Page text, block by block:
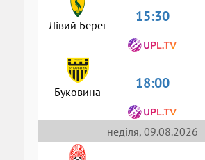
Лівий Берег 15:30
Буковина 18:00
неділя, 09.08.2026